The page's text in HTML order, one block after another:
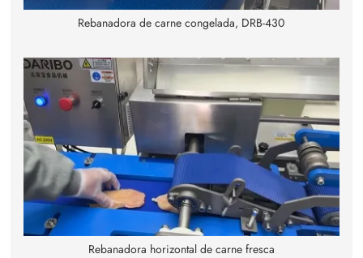
Rebanadora de carne congelada, DRB-430
Rebanadora horizontal de carne fresca